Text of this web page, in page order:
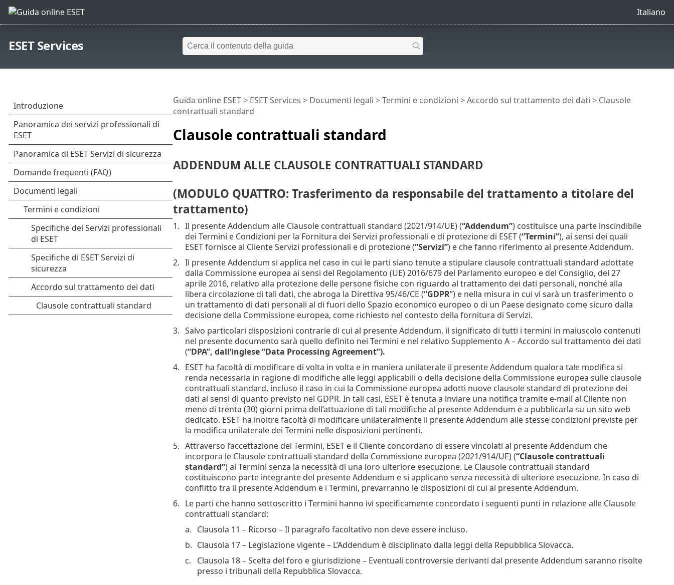
Italiano
ESET Services
Clausole contrattuali standard
Guida online ESET> ESET Services > Documenti legali >Termini e condizioni >Accordo sul trattamento dei dati > Clausole
contrattuali standard
ADDENDUM ALLE CLAUSOLE CONTRATTUALI STANDARD
(MODULO QUATTRO: Trasferimento da responsabile del trattamento a titolare del
trattamento)
Il presente Addendum alle Clausole contrattuali standard (2021/914/UE) (“Addendum”) costituisce una parte inscindibile
dei Termini e Condizioni per la Fornitura dei Servizi professionali e di protezione di ESET (“Termini”), ai sensi dei quali
ESET fornisce al Cliente Servizi professionali e di protezione (“Servizi”) e che fanno riferimento al presente Addendum.
Il presente Addendum si applica nel caso in cui le parti siano tenute a stipulare clausole contrattuali standard adottate
dalla Commissione europea ai sensi del Regolamento (UE) 2016/679 del Parlamento europeo e del Consiglio, del 27
aprile 2016, relativo alla protezione delle persone fisiche con riguardo al trattamento dei dati personali, nonché alla
libera circolazione di tali dati, che abroga la Direttiva 95/46/CE (“GDPR”) e nella misura in cui vi sarà un trasferimento o
un trattamento di dati personali al di fuori dello Spazio economico europeo o di un Paese designato come sicuro dalla
decisione della Commissione europea, come richiesto nel contesto della fornitura di Servizi.
Salvo particolari disposizioni contrarie di cui al presente Addendum, il significato di tutti i termini in maiuscolo contenuti
nel presente documento sarà quello definito nei Termini e nel relativo Supplemento A – Accordo sul trattamento dei dati
(“DPA”, dall’inglese “Data Processing Agreement”).
ESET ha facoltà di modificare di volta in volta e in maniera unilaterale il presente Addendum qualora tale modifica si
renda necessaria in ragione di modifiche alle leggi applicabili o della decisione della Commissione europea sulle clausole
contrattuali standard, incluso il caso in cui la Commissione europea adotti nuove clausole standard di protezione dei
dati ai sensi di quanto previsto nel GDPR. In tali casi, ESET è tenuta a inviare una notifica tramite e-mail al Cliente non
meno di trenta (30) giorni prima dell’attuazione di tali modifiche al presente Addendum e a pubblicarla su un sito web
dedicato. ESET ha inoltre facoltà di modificare unilateralmente il presente Addendum alle stesse condizioni previste per
la modifica unilaterale dei Termini nelle disposizioni pertinenti.
Attraverso l’accettazione dei Termini, ESET e il Cliente concordano di essere vincolati al presente Addendum che
incorpora le Clausole contrattuali standard della Commissione europea (2021/914/UE) (“Clausole contrattuali
standard”) ai Termini senza la necessità di una loro ulteriore esecuzione. Le Clausole contrattuali standard
costituiscono parte integrante del presente Addendum e si applicano senza necessità di ulteriore esecuzione. In caso di
conflitto tra il presente Addendum e i Termini, prevarranno le disposizioni di cui al presente Addendum.
Le parti che hanno sottoscritto i Termini hanno ivi specificamente concordato i seguenti punti in relazione alle Clausole
contrattuali standard:
Clausola 11 – Ricorso – Il paragrafo facoltativo non deve essere incluso.
Clausola 17 – Legislazione vigente – L’Addendum è disciplinato dalla leggi della Repubblica Slovacca.
Clausola 18 – Scelta del foro e giurisdizione – Eventuali controversie derivanti dal presente Addendum saranno risolte
presso i tribunali della Repubblica Slovacca.